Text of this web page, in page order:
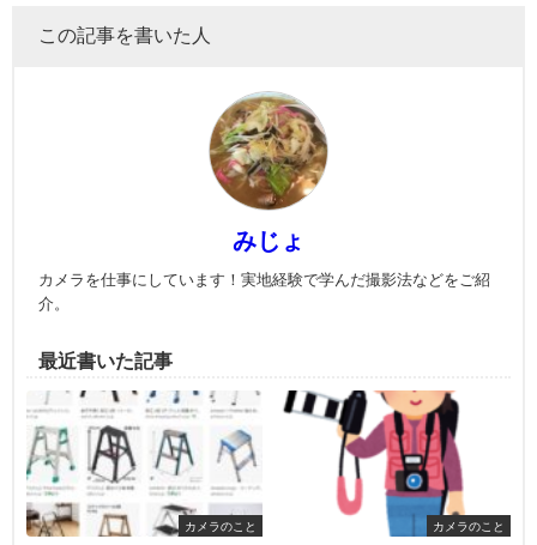
この記事を書いた人
みじょ
カメラを仕事にしています！実地経験で学んだ撮影法などをご紹
介。
最近書いた記事
カメラのこと カメラのこと